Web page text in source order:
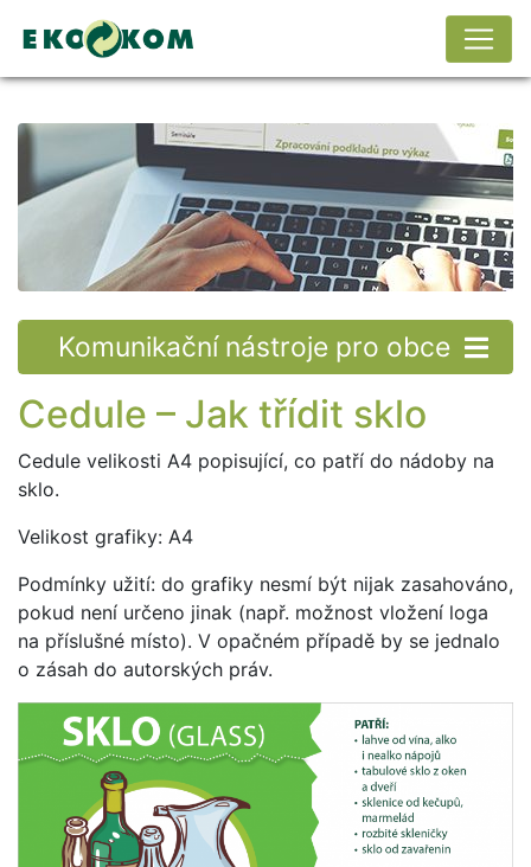
Komunikační nástroje pro obce
Cedule – Jak třídit sklo
Cedule velikosti A4 popisující, co patří do nádoby na
sklo.
Velikost grafiky: A4
Podmínky užití: do grafiky nesmí být nijak zasahováno,
pokud není určeno jinak (např. možnost vložení loga
na příslušné místo). V opačném případě by se jednalo
o zásah do autorských práv.